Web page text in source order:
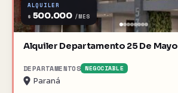
ALQUILER
$ 500.000 /MES
Alquiler Departamento 25 De Mayo
DEPARTAMENTOS NEGOCIABLE
Paraná